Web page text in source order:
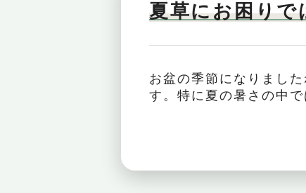
夏草にお困り
お盆の季節になりまし
す。特に夏の暑さの中